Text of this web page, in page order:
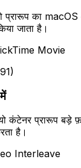
का macOS
जाता है।
Movie
कंटेनर प्रारूप बड़े
है।
Interleave